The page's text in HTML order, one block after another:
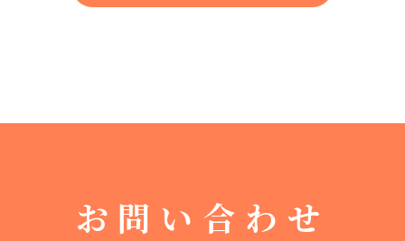
お問い合わせ